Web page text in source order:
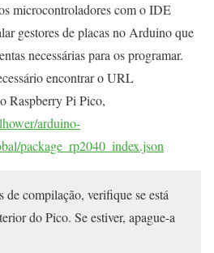
microcontroladores com o IDE
gestores de placas no Arduino que
necessárias para os programar.
encontrar o URL
Raspberry Pi Pico,
arduino-
package_rp2040_index.json
compilação, verifique se está
do Pico. Se estiver, apague-a